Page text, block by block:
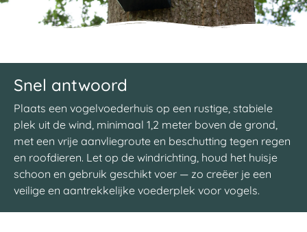
Snel antwoord
Plaats een vogelvoederhuis op een rustige, stabiele
plek uit de wind, minimaal 1,2 meter boven de grond,
met een vrije aanvliegroute en beschutting tegen regen
en roofdieren. Let op de windrichting, houd het huisje
schoon en gebruik geschikt voer — zo creëer je een
veilige en aantrekkelijke voederplek voor vogels.